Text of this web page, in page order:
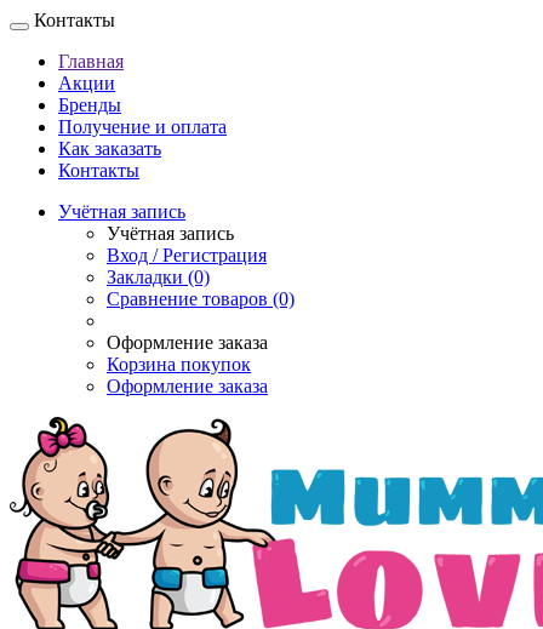
Контакты
Главная
Акции
Бренды
Получение и оплата
Как заказать
Контакты
Учётная запись
Учётная запись
Вход / Регистрация
Закладки (0)
Сравнение товаров (0)
Оформление заказа
Корзина покупок
Оформление заказа